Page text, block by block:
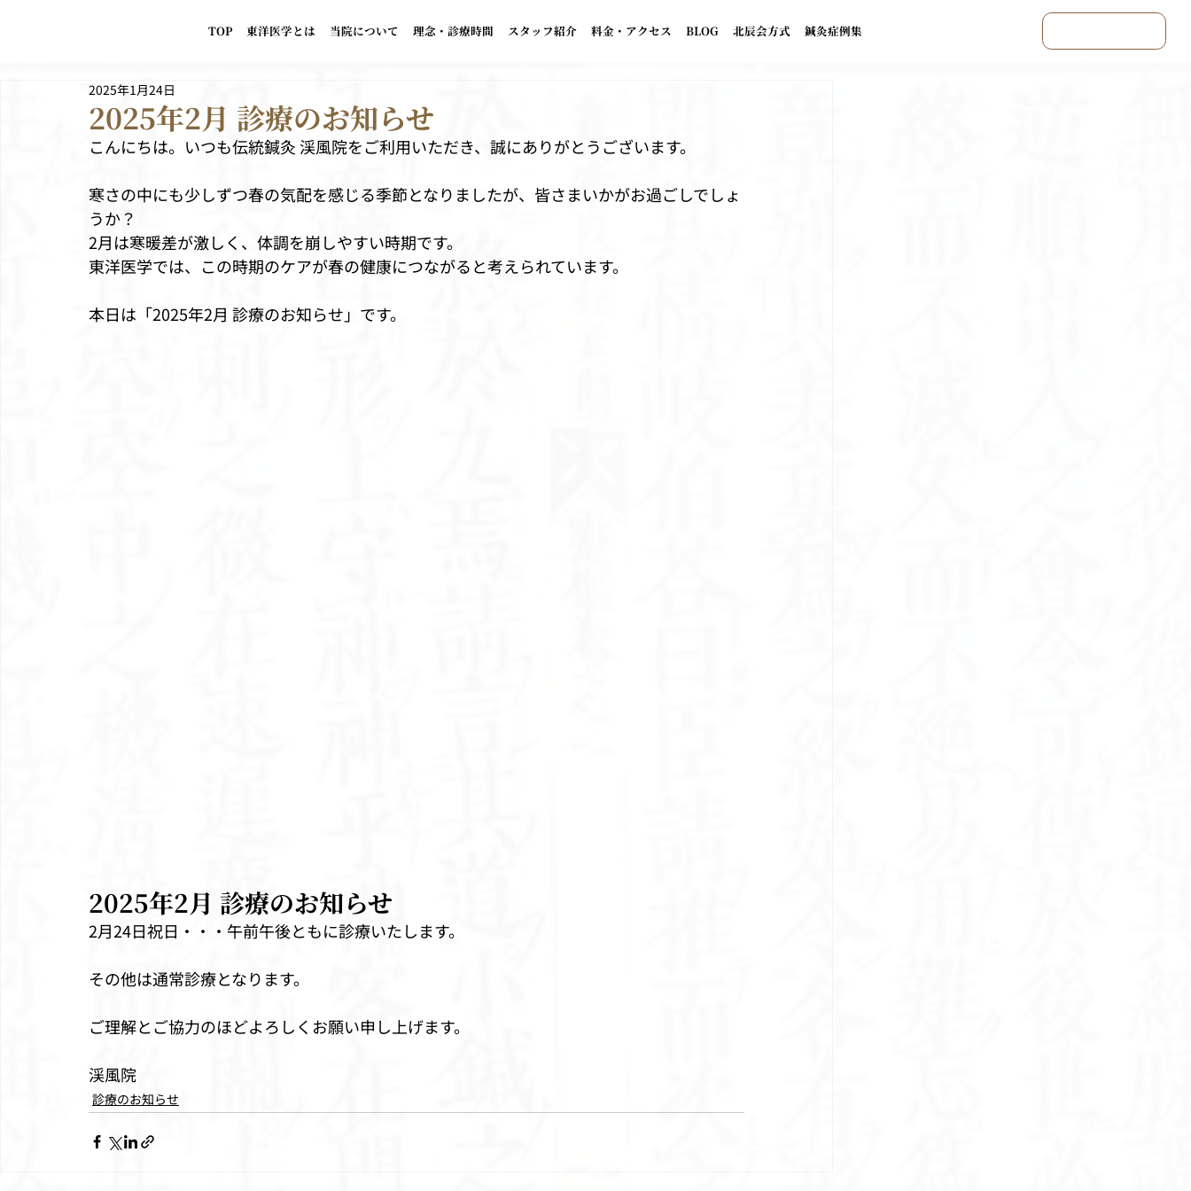
TOP 東洋医学とは 当院について 理念・診療時間 スタッフ紹介 料金・アクセス BLOG 北辰会方式 鍼灸症例集
2025年2月 診療のお知らせ
2025年1月24日
こんにちは。いつも伝統鍼灸 渓風院をご利用いただき、誠にありがとうございます。
寒さの中にも少しずつ春の気配を感じる季節となりましたが、皆さまいかがお過ごしでしょ
うか？
2月は寒暖差が激しく、体調を崩しやすい時期です。
東洋医学では、この時期のケアが春の健康につながると考えられています。
本日は「2025年2月 診療のお知らせ」です。
2025年2月 診療のお知らせ
2月24日祝日・・・午前午後ともに診療いたします。
その他は通常診療となります。
ご理解とご協力のほどよろしくお願い申し上げます。
渓風院
診療のお知らせ